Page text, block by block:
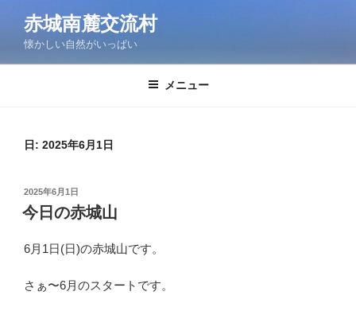
ン
赤城南麓交流村
懐かしい自然がいっぱい
メニュー
日: 2025年6月1日
投
稿
日:
2025年6月1日
今日の赤城山
6月1日(日)の赤城山です。
さぁ〜6月のスタートです。